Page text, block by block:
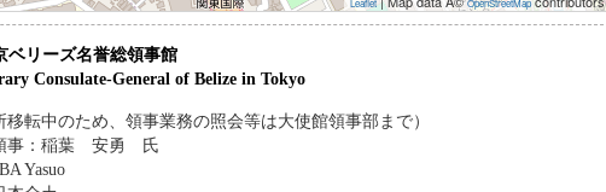
Leaflet OpenStreetMap
ベリーズ名誉総領事館
Consulate-General of Belize in Tokyo
移転中のため、領事業務の照会等は大使館領事部まで）
事：稲葉 安勇 氏
Yasuo